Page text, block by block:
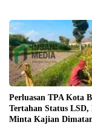
Perluasan TPA Kota
Tertahan Status LSD,
Minta Kajian